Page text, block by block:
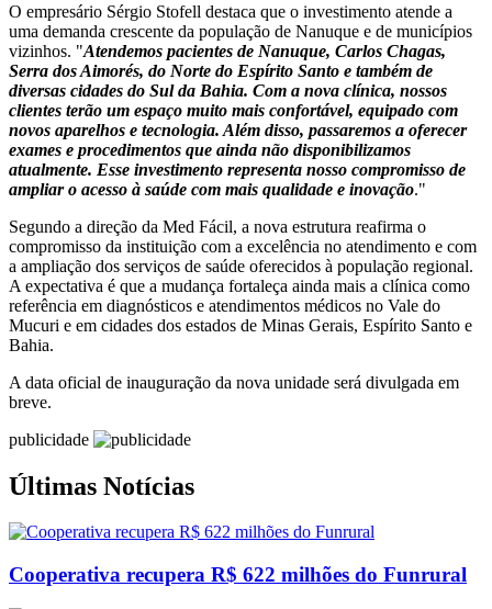
O empresário Sérgio Stofell destaca que o investimento atende a
uma demanda crescente da população de Nanuque e de municípios
vizinhos. "Atendemos pacientes de Nanuque, Carlos Chagas,
Serra dos Aimorés, do Norte do Espírito Santo e também de
diversas cidades do Sul da Bahia. Com a nova clínica, nossos
clientes terão um espaço muito mais confortável, equipado com
novos aparelhos e tecnologia. Além disso, passaremos a oferecer
exames e procedimentos que ainda não disponibilizamos
atualmente. Esse investimento representa nosso compromisso de
ampliar o acesso à saúde com mais qualidade e inovação."
Segundo a direção da Med Fácil, a nova estrutura reafirma o
compromisso da instituição com a excelência no atendimento e com
a ampliação dos serviços de saúde oferecidos à população regional.
A expectativa é que a mudança fortaleça ainda mais a clínica como
referência em diagnósticos e atendimentos médicos no Vale do
Mucuri e em cidades dos estados de Minas Gerais, Espírito Santo e
Bahia.
A data oficial de inauguração da nova unidade será divulgada em
breve.
publicidade
Últimas Notícias
Cooperativa recupera R$ 622 milhões do Funrural